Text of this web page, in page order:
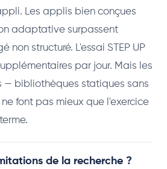
Les applis bien conçues
adaptative surpassent
non structuré. L'essai STEP UP
par jour. Mais les
— bibliothèques statiques sans
font pas mieux que l'exercice
de la recherche ?